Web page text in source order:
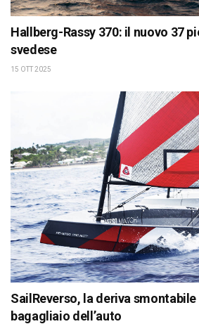
Hallberg-Rassy 370: il nuovo 37
svedese
15 OTT 2025
SailReverso, la deriva
bagagliaio dell’auto